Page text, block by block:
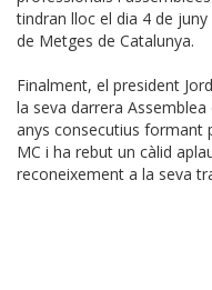
tindran lloc el dia 4 de
de Metges de Catalunya.
Finalment, el president
la seva darrera
anys consecutius formant
MC i ha rebut un càlid
reconeixement a la seva